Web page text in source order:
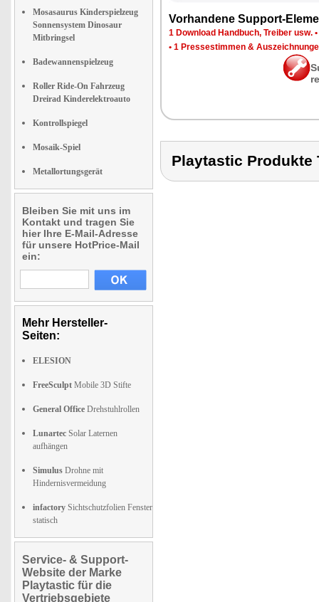
Mosasaurus Kinderspielzeug
Sonnensystem Dinosaur
Mitbringsel
Badewannenspielzeug
Roller Ride-On Fahrzeug
Dreirad Kinderelektroauto
Kontrollspiegel
Mosaik-Spiel
Metallortungsgerät
Bleiben Sie mit uns im
Kontakt und tragen Sie
hier Ihre E-Mail-Adresse
für unsere HotPrice-Mail
ein:
Mehr Hersteller-
Seiten:
ELESION
FreeSculpt Mobile 3D Stifte
General Office Drehstuhlrollen
Lunartec Solar Laternen
aufhängen
Simulus Drohne mit
Hindernisvermeidung
infactory Sichtschutzfolien Fenster
statisch
Service- & Support-
Website der Marke
Playtastic für die
Vertriebsgebiete
Vor­han­de­ne Sup­port-
1 Down­load Hand­buch, Trei­ber usw. •
• 1 Pres­se­stim­men &
Playtastic Produkte